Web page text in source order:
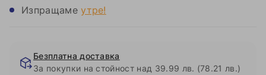
Изпращамеутре!
Безплатна доставка
За покупки на стойност над 39.99 лв. (78.21 лв.)